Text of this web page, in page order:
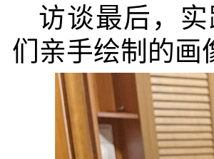
访谈最后，
们亲手绘制的画